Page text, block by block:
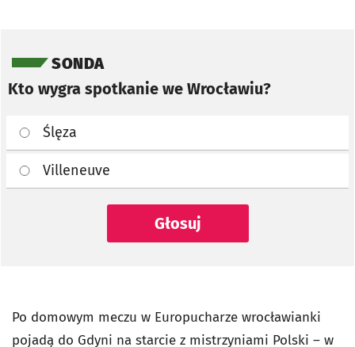
SONDA
Kto wygra spotkanie we Wrocławiu?
Ślęza
Villeneuve
Głosuj
Po domowym meczu w Europucharze wrocławianki
pojadą do Gdyni na starcie z mistrzyniami Polski – w